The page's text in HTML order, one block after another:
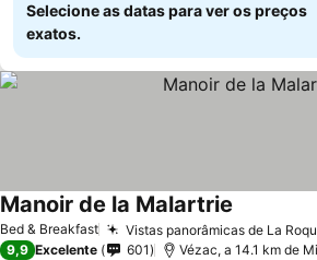
Selecione as datas para ver os preços
exatos.
Bed & Breakfast Vistas panorâmicas de La
Manoir de la Malartrie
9,9 Excelente 601 Vézac, a 14.1 km de